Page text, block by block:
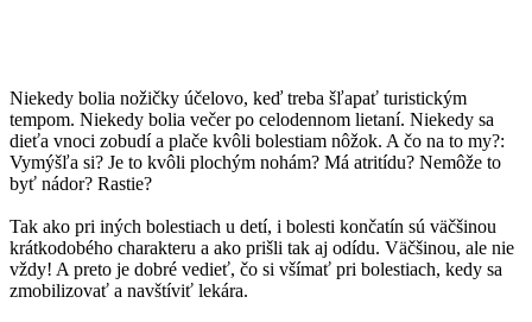
Niekedy bolia nožičky účelovo, keď treba šľapať turistickým
tempom. Niekedy bolia večer po celodennom lietaní. Niekedy sa
dieťa vnoci zobudí a plače kvôli bolestiam nôžok. A čo na to my?:
Vymýšľa si? Je to kvôli plochým nohám? Má atritídu? Nemôže to
byť nádor? Rastie?
Tak ako pri iných bolestiach u detí, i bolesti končatín sú väčšinou
krátkodobého charakteru a ako prišli tak aj odídu. Väčšinou, ale nie
vždy! A preto je dobré vedieť, čo si všímať pri bolestiach, kedy sa
zmobilizovať a navštíviť lekára.